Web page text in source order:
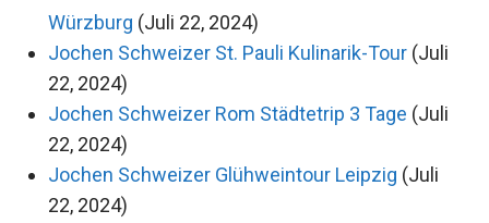
Würzburg (Juli 22, 2024)
Jochen Schweizer St. Pauli Kulinarik-Tour (Juli
22, 2024)
Jochen Schweizer Rom Städtetrip 3 Tage (Juli
22, 2024)
Jochen Schweizer Glühweintour Leipzig (Juli
22, 2024)